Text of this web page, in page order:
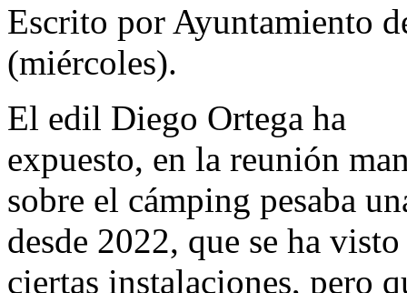
Escrito por Ayuntamiento
(miércoles).
El edil Diego Ortega ha
expuesto, en la reunión
sobre el cámping pesaba
desde 2022, que se ha
ciertas instalaciones, pero